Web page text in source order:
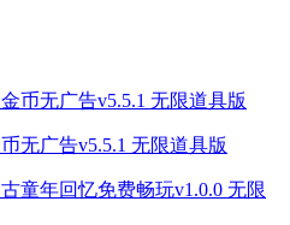
无广告v5.5.1 无限道具版